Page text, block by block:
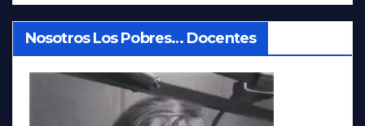
Nosotros Los Pobres… Docentes